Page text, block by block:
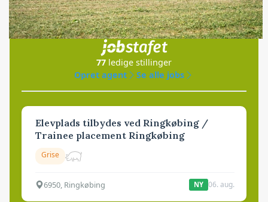
Jobs
i samarbejde med
77 ledige stillinger
Opret agent
Se alle jobs
Elevplads tilbydes ved Ringkøbing /
Trainee placement Ringkøbing
Grise
6950, Ringkøbing NY 06. aug.